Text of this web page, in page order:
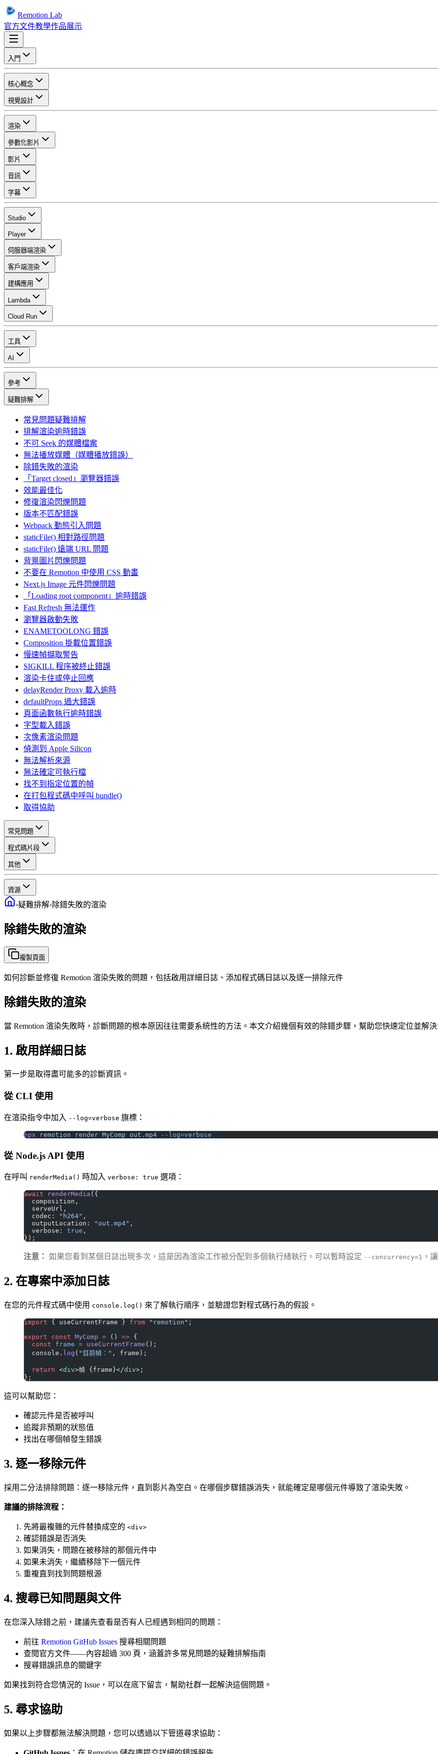
Remotion Lab
官方文件教學作品展示
入門
核心概念
視覺設計
渲染
參數化影片
影片
音訊
字幕
Studio
Player
伺服器端渲染
客戶端渲染
建構應用
Lambda
Cloud Run
工具
AI
參考
疑難排解
常見問題疑難排解
排解渲染逾時錯誤
不可 Seek 的媒體檔案
無法播放媒體（媒體播放錯誤）
除錯失敗的渲染
「Target closed」瀏覽器錯誤
效能最佳化
修復渲染閃爍問題
版本不匹配錯誤
Webpack 動態引入問題
staticFile() 相對路徑問題
staticFile() 遠端 URL 問題
背景圖片閃爍問題
不要在 Remotion 中使用 CSS 動畫
Next.js Image 元件閃爍問題
「Loading root component」逾時錯誤
Fast Refresh 無法運作
瀏覽器啟動失敗
ENAMETOOLONG 錯誤
Composition 掛載位置錯誤
慢速幀擷取警告
SIGKILL 程序被終止錯誤
渲染卡住或停止回應
delayRender Proxy 載入逾時
defaultProps 過大錯誤
頁面函數執行逾時錯誤
字型載入錯誤
次像素渲染問題
偵測到 Apple Silicon
無法解析來源
無法確定可執行檔
找不到指定位置的幀
在打包程式碼中呼叫 bundle()
取得協助
常見問題
程式碼片段
其他
資源
›疑難排解›除錯失敗的渲染
除錯失敗的渲染
複製頁面
如何診斷並修復 Remotion 渲染失敗的問題，包括啟用詳細日誌、添加程式碼日誌以及逐一排除元件
除錯失敗的渲染
當 Remotion 渲染失敗時，診斷問題的根本原因往往需要系統性的方法。本文介紹幾個有效的除錯步驟，幫助您快速定位並解決
1. 啟用詳細日誌
第一步是取得盡可能多的診斷資訊。
從 CLI 使用
在渲染指令中加入 --log=verbose 旗標：
npx remotion render MyComp out.mp4 --log=verbose
從 Node.js API 使用
在呼叫 renderMedia() 時加入 verbose: true 選項：
await renderMedia ({
  composition,
  serveUrl,
  codec:
"h264" ,
  outputLocation:
"out.mp4" ,
  verbose:
true ,
});
注意： 如果您看到某個日誌出現多次，這是因為渲染工作被分配到多個執行緒執行。可以暫時設定 --concurrency=1 ，
2. 在專案中添加日誌
在您的元件程式碼中使用 console.log() 來了解執行順序，並驗證您對程式碼行為的假設。
import { useCurrentFrame } from "remotion" ;
export const MyComp = () => {
  const
frame = useCurrentFrame ();
  console.
log ( "目前幀：" , frame);
  return
<div>幀 {frame}</div>;
};
這可以幫助您：
確認元件是否被呼叫
追蹤非預期的狀態值
找出在哪個幀發生錯誤
3. 逐一移除元件
採用二分法排除問題：逐一移除元件，直到影片為空白。在哪個步驟錯誤消失，就能確定是哪個元件導致了渲染失敗。
建議的排除流程：
先將最複雜的元件替換成空的 <div>
確認錯誤是否消失
如果消失，問題在被移除的那個元件中
如果未消失，繼續移除下一個元件
重複直到找到問題根源
4. 搜尋已知問題與文件
在您深入除錯之前，建議先查看是否有人已經遇到相同的問題：
前往 Remotion GitHub Issues 搜尋相關問題
查閱官方文件——內容超過 300 頁，涵蓋許多常見問題的疑難排解指南
搜尋錯誤訊息的關鍵字
如果找到符合您情況的 Issue，可以在底下留言，幫助社群一起解決這個問題。
5. 尋求協助
如果以上步驟都無法解決問題，您可以透過以下管道尋求協助：